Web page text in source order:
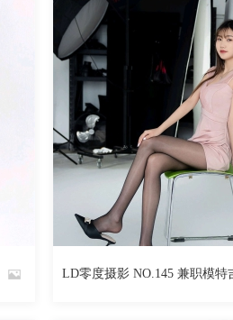
LD零度摄影 NO.145 兼职模特